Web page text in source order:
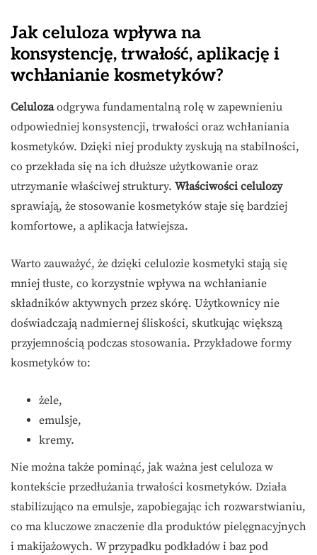
Jak celuloza wpływa na
konsystencję, trwałość, aplikację i
wchłanianie kosmetyków?
Celulozaodgrywa fundamentalną rolę w zapewnieniu
odpowiedniej konsystencji, trwałości oraz wchłaniania
kosmetyków. Dzięki niej produkty zyskują na stabilności,
co przekłada się na ich dłuższe użytkowanie oraz
utrzymanie właściwej struktury. Właściwości celulozy
sprawiają, że stosowanie kosmetyków staje się bardziej
komfortowe, a aplikacja łatwiejsza.
Warto zauważyć, że dzięki celulozie kosmetyki stają się
mniej tłuste, co korzystnie wpływa na wchłanianie
składników aktywnych przez skórę. Użytkownicy nie
doświadczają nadmiernej śliskości, skutkując większą
przyjemnością podczas stosowania. Przykładowe formy
kosmetyków to:
żele,
emulsje,
kremy.
Nie można także pominąć, jak ważna jest celuloza w
kontekście przedłużania trwałości kosmetyków. Działa
stabilizująco na emulsje, zapobiegając ich rozwarstwianiu,
co ma kluczowe znaczenie dla produktów pielęgnacyjnych
i makijażowych. W przypadku podkładów i baz pod